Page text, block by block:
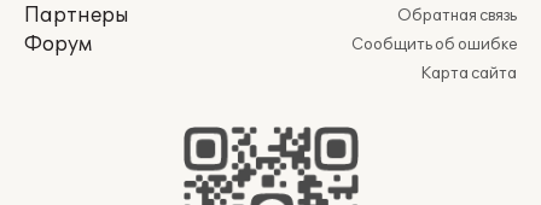
Партнеры
Форум
Обратная связь
Сообщить об ошибке
Карта сайта